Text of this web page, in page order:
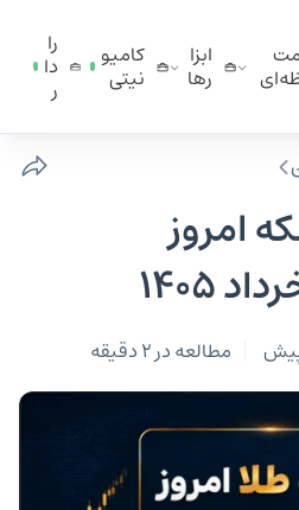
ابزا
ر‌ها
کامیو
نیتی
را
دا
ر
امروز
مطالعه در 2 دقیقه